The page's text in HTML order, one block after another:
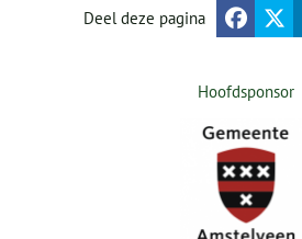
Deel deze pagina
Hoofdsponsor